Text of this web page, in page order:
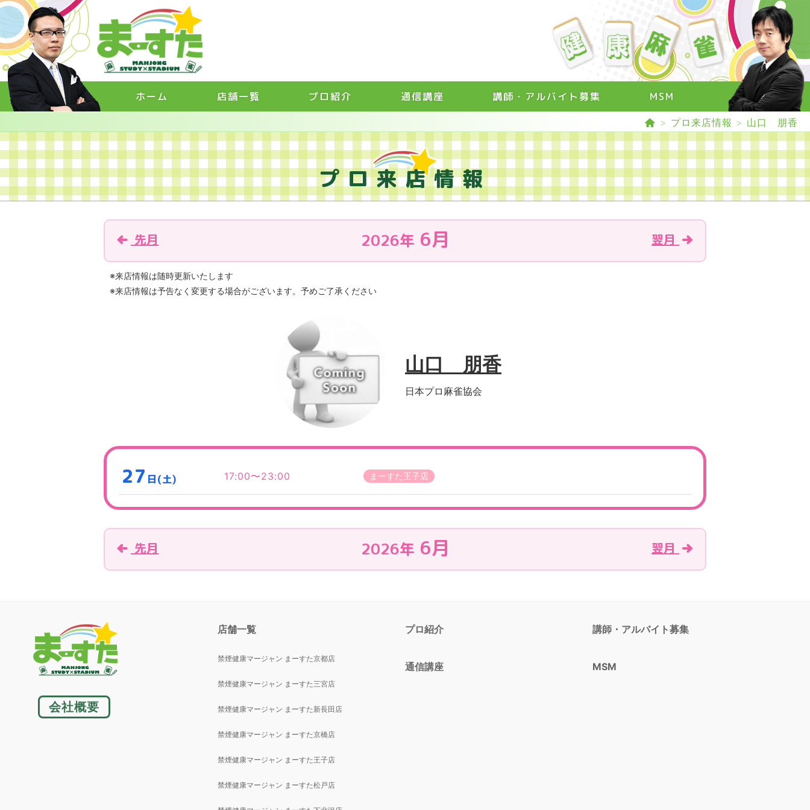
ホーム 店舗一覧 プロ紹介 通信講座 講師・アルバイト募集 MSM
> プロ来店情報 > 山口 朋香
プロ来店情報
先月 2026年 6月 翌月
※来店情報は随時更新いたします
※来店情報は予告なく変更する場合がございます。予めご了承ください
山口 朋香
日本プロ麻雀協会
27 日(土) 17:00〜23:00 まーすた王子店
先月 2026年 6月 翌月
会社概要
店舗一覧
禁煙健康マージャン まーすた京都店
禁煙健康マージャン まーすた三宮店
禁煙健康マージャン まーすた新長田店
禁煙健康マージャン まーすた京橋店
禁煙健康マージャン まーすた王子店
禁煙健康マージャン まーすた松戸店
プロ紹介
通信講座
講師・アルバイト募集
MSM